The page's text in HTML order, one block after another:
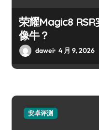
荣耀Magic8
像牛？
dawei 4 月 9, 2026
安卓评测